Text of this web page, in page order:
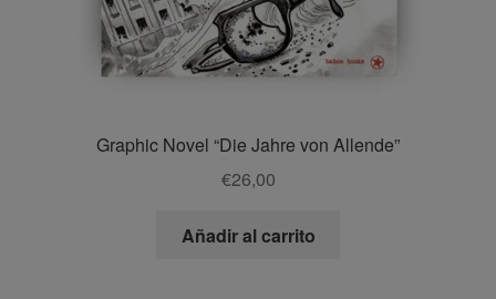
Graphic Novel “Die Jahre von Allende”
€26,00
Añadir al carrito